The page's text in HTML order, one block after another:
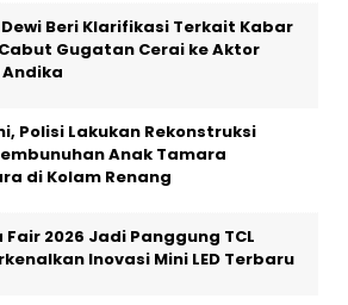
Beri Klarifikasi Terkait Kabar
Gugatan Cerai ke Aktor
Polisi Lakukan Rekonstruksi
Anak Tamara
di Kolam Renang
2026 Jadi Panggung TCL
Inovasi Mini LED Terbaru